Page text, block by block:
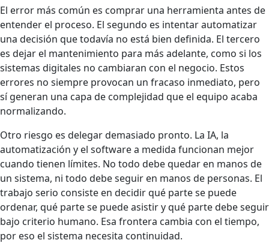
El error más común es comprar una herramienta antes de
entender el proceso. El segundo es intentar automatizar
una decisión que todavía no está bien definida. El tercero
es dejar el mantenimiento para más adelante, como si los
sistemas digitales no cambiaran con el negocio. Estos
errores no siempre provocan un fracaso inmediato, pero
sí generan una capa de complejidad que el equipo acaba
normalizando.
Otro riesgo es delegar demasiado pronto. La IA, la
automatización y el software a medida funcionan mejor
cuando tienen límites. No todo debe quedar en manos de
un sistema, ni todo debe seguir en manos de personas. El
trabajo serio consiste en decidir qué parte se puede
ordenar, qué parte se puede asistir y qué parte debe seguir
bajo criterio humano. Esa frontera cambia con el tiempo,
por eso el sistema necesita continuidad.